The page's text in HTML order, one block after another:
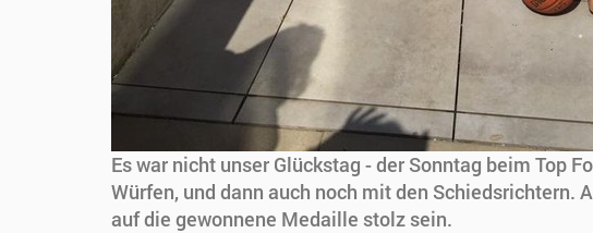
Es war nicht unser Glückstag - der Sonntag beim Top
Würfen, und dann auch noch mit den Schiedsrichtern.
auf die gewonnene Medaille stolz sein.